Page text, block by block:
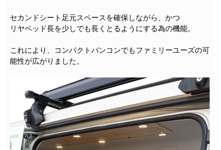
セカンドシート足元スペースを確保しながら、かつ
リヤベッド長を少しでも長くとるようにする為の機能。
これにより、コンパクトバンコンでもファミリーユーズの可
能性が広がりました。